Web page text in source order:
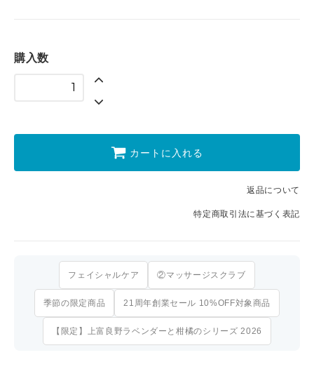
購入数
カートに入れる
返品について
特定商取引法に基づく表記
フェイシャルケア ②マッサージスクラブ
季節の限定商品 21周年創業セール 10%OFF対象商品
【限定】上富良野ラベンダーと柑橘のシリーズ 2026